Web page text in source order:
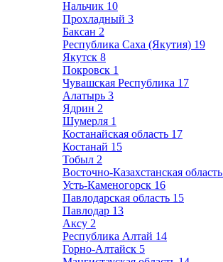
Нальчик 10
Прохладный 3
Баксан 2
Республика Саха (Якутия) 19
Якутск 8
Покровск 1
Чувашская Республика 17
Алатырь 3
Ядрин 2
Шумерля 1
Костанайская область 17
Костанай 15
Тобыл 2
Восточно-Казахстанская область
Усть-Каменогорск 16
Павлодарская область 15
Павлодар 13
Аксу 2
Республика Алтай 14
Горно-Алтайск 5